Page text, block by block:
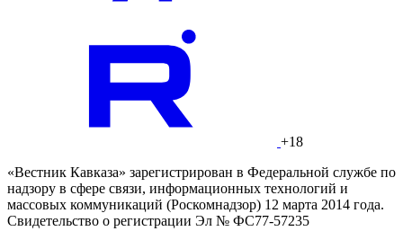
+18
«Вестник Кавказа» зарегистрирован в Федеральной службе по
надзору в сфере связи, информационных технологий и
массовых коммуникаций (Роскомнадзор) 12 марта 2014 года.
Свидетельство о регистрации Эл № ФС77-57235